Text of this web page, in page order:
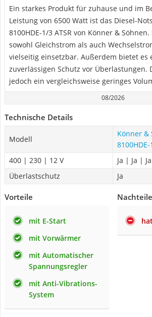
Ein starkes Produkt für zuhause und im
Leistung von 6500 Watt ist das Diesel-
8100HDE-1/3 ATSR von Könner &
sowohl Gleichstrom als auch
vielseitig einsetzbar. Außerdem bietet es
zuverlässigen Schutz vor Überlastungen.
jedoch ein vergleichsweise geringes
08/2026
Technische Details
Modell
Könner &
8100HDE-
400 | 230 | 12 V
Ja | Ja | Ja
Überlastschutz
Ja
Vorteile
mit E-Start
mit Vorwärmer
mit Automatischer
Spannungsregler
mit Anti-Vibrations-
System
Nachteile